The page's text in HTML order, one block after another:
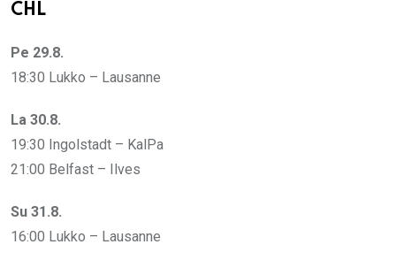
CHL
Pe 29.8.
18:30 Lukko – Lausanne
La 30.8.
19:30 Ingolstadt – KalPa
21:00 Belfast – Ilves
Su 31.8.
16:00 Lukko – Lausanne